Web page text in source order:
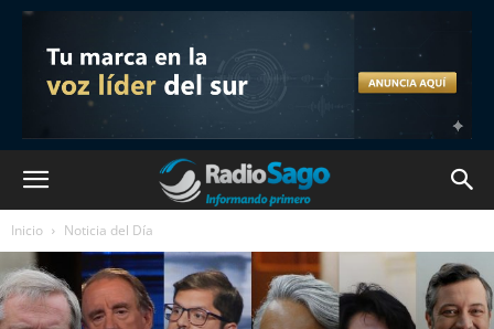
Inicio Noticia del Día